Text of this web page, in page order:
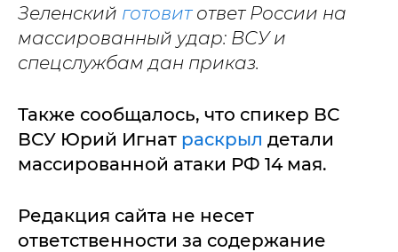
Зеленский готовитответ России на
массированный удар: ВСУ и
спецслужбам дан приказ.
Также сообщалось, что спикер ВС
ВСУ Юрий Игнат раскрыл детали
массированной атаки РФ 14 мая.
Редакция сайта не несет
ответственности за содержание